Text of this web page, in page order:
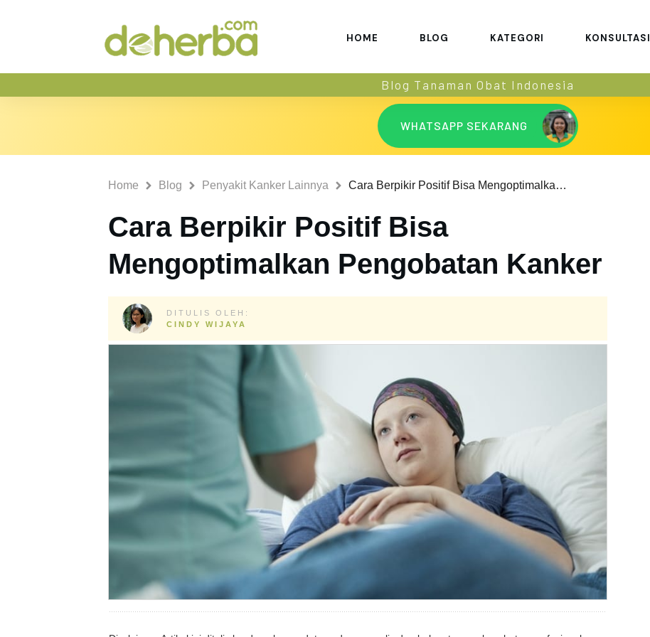
HOME BLOG KATEGORI KONSULTASI
Blog Tanaman Obat Indonesia
WHATSAPP SEKARANG
Home Blog Penyakit Kanker Lainnya Cara Berpikir Positif Bisa Mengoptimalkan Pengobatan Kanker
Cara Berpikir Positif Bisa
Mengoptimalkan Pengobatan Kanker
DITULIS OLEH:
CINDY WIJAYA